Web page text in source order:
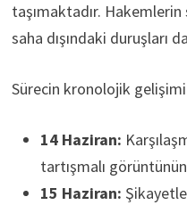
taşımaktadır.
saha dışındaki duruşları
Sürecin kronolojik
14 Haziran:
tartışmalı
15 Haziran: